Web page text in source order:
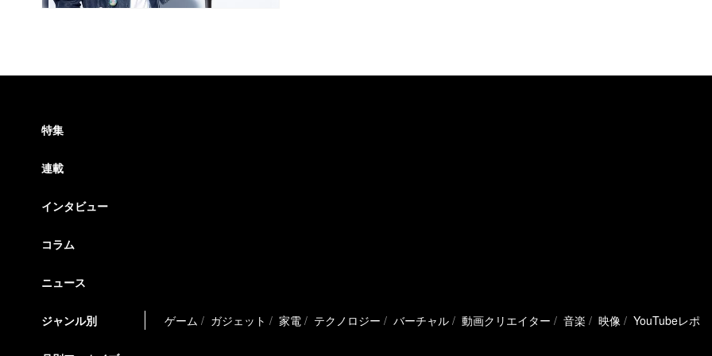
特集
連載
インタビュー
コラム
ニュース
ジャンル別 ゲーム ガジェット 家電 テクノロジー バーチャル 動画クリエイター 音楽 映像 YouTubeレポ